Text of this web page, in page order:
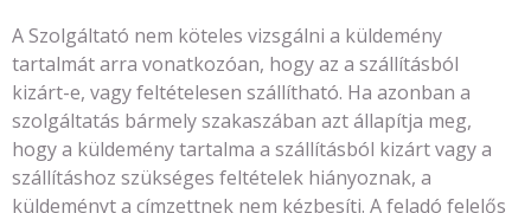
A Szolgáltató nem köteles vizsgálni a küldemény
tartalmát arra vonatkozóan, hogy az a szállításból
kizárt-e, vagy feltételesen szállítható. Ha azonban a
szolgáltatás bármely szakaszában azt állapítja meg,
hogy a küldemény tartalma a szállításból kizárt vagy a
szállításhoz szükséges feltételek hiányoznak, a
küldeményt a címzettnek nem kézbesíti. A feladó felelős